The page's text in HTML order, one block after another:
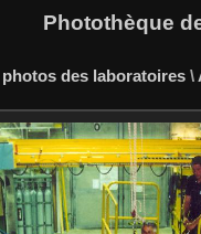
Photothèque
des laboratoires \